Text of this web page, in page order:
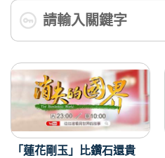
「蓮花剛玉」比鑽石還貴